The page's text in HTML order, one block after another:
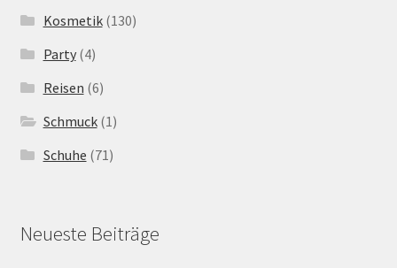
Kosmetik(130)
Party(4)
Reisen (6)
Schmuck(1)
Schuhe (71)
Neueste Beiträge